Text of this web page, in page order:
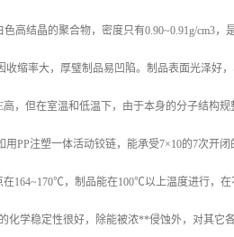
高结晶的聚合物，密度只有0.90~0.91g/cm3，
收缩率大，厚璧制品易凹陷。制品表面光泽好，
高，但在室温和低温下，由于本身的分子结构
用PP注塑一体活动铰链，能承受7×10的7次开闭
在164~170℃，制品能在100℃以上温度进行，在
化学稳定性很好，除能被浓**侵蚀外，对其它